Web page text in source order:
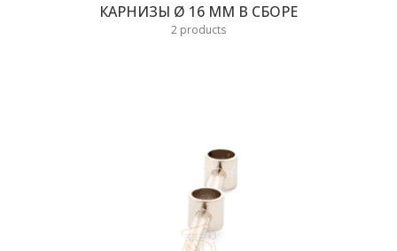
КАРНИЗЫ Ø 16 ММ В СБОРЕ
2 products